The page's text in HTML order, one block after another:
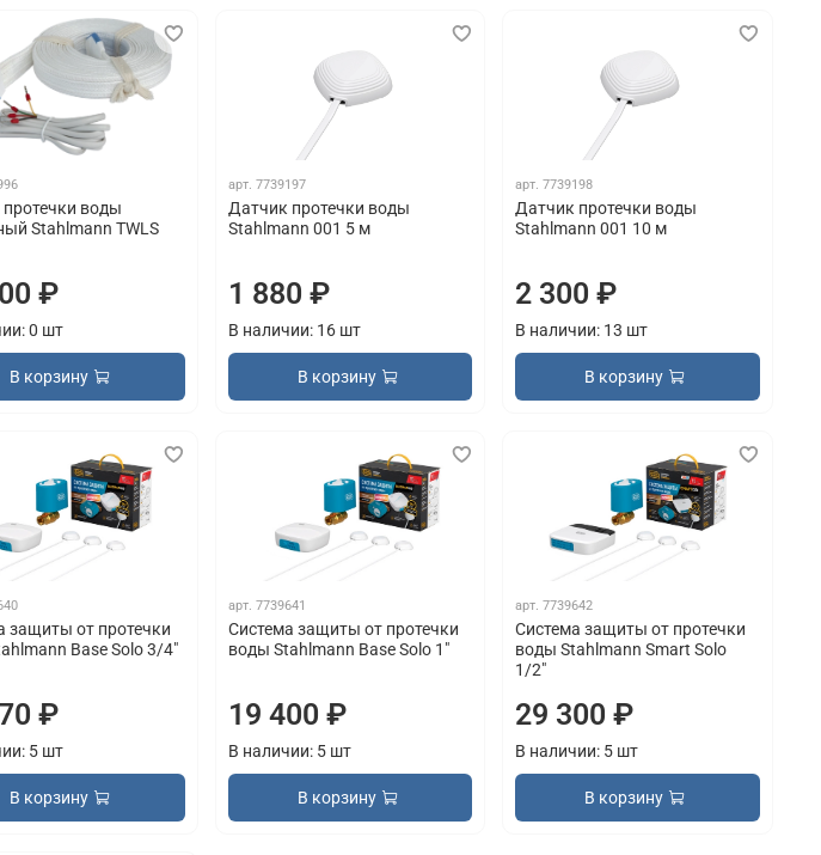
воды
Stahlmann TWLS
₽
0 шт
В корзину
арт. 7739197
Датчик протечки воды
Stahlmann 001 5 м
1 880 ₽
В наличии: 16 шт
В корзину
арт.7739198
Датчик протечки воды
Stahlmann 001 10 м
2 300 ₽
В наличии: 13 шт
В корзину
защиты от протечки
Base Solo 3/4"
₽
5 шт
В корзину
арт. 7739641
Система защиты от протечки
воды Stahlmann Base Solo 1"
19 400 ₽
В наличии: 5 шт
В корзину
арт.7739642
Система защиты от протечки
воды Stahlmann Smart Solo
1/2"
29 300 ₽
В наличии: 5 шт
В корзину